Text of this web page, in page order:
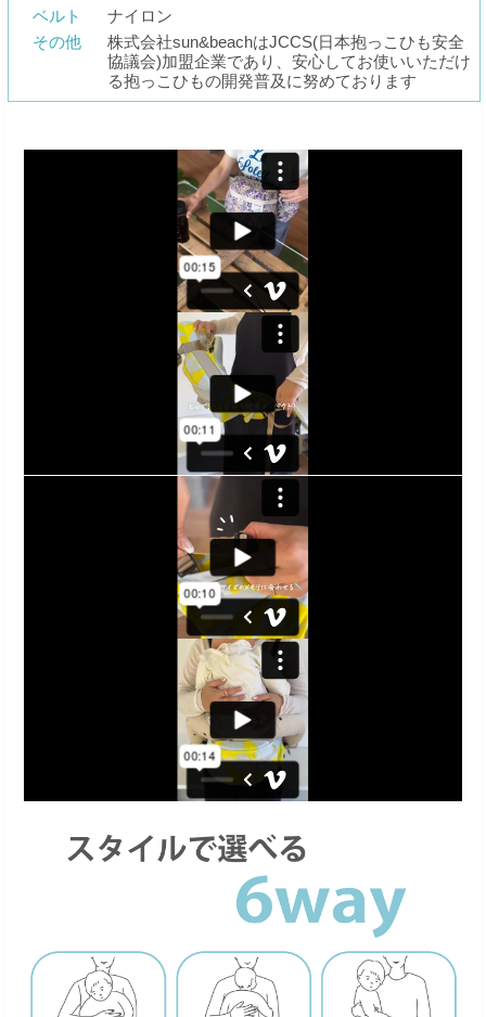
ベルト
ナイロン
その他
株式会社sun&beachはJCCS(日本抱っこひも安全
協議会)加盟企業であり、安心してお使いいただけ
る抱っこひもの開発普及に努めております